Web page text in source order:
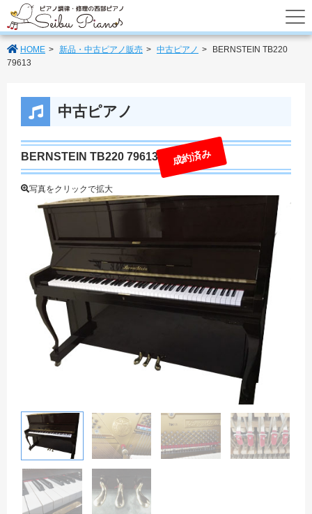
あなたのパートナーの西部ピアノでは調
HOME 新品・中古ピアノ販売 中古ピアノ
BERNSTEIN TB220
79613
中古ピアノ
BERNSTEIN TB220 79613 成約済み
写真をクリックで拡大